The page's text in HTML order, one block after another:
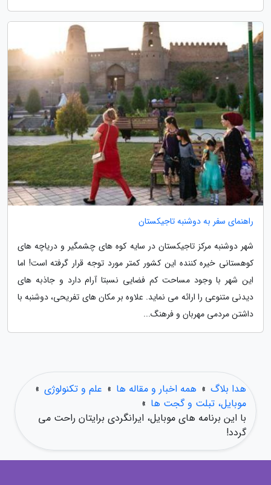
راهنمای سفر به دوشنبه تاجیکستان
شهر دوشنبه مرکز تاجیکستان در سایه کوه های چشمگیر و دریاچه های
کوهستانی خیره کننده این کشور کمتر مورد توجه قرار گرفته است! اما
این شهر با وجود مساحت کم فضایی نسبتا آرام دارد و جاذبه های
دیدنی متنوعی را ارائه می نماید. علاوه بر مکان های تفریحی، دوشنبه با
داشتن مردمی مهربان و فرهنگ...
هدا بلاگ » همه اخبار و مقاله ها » علم و تکنولوژی »
موبایل، تبلت و گجت ها »
با این برنامه های موبایل، ایرانگردی برایتان راحت می
گردد!